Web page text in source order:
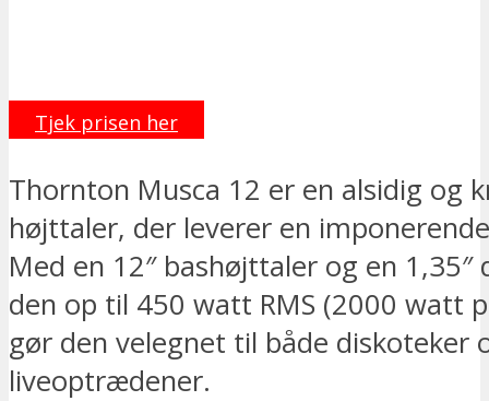
Tjek prisen her
​Thornton Musca 12 er en alsidig og
højttaler, der leverer en
Med en 12″ bashøjttaler og en 1,35″
den op til 450 watt RMS (2000 watt
gør den velegnet til både diskoteker
liveoptrædener.